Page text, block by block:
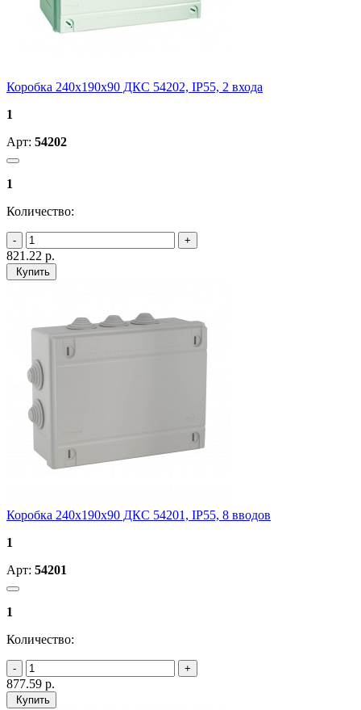
Коробка 240х190х90 ДКС 54202, IP55, 2 входа
1
Арт: 54202
1
Количество:
821.22 р.
Купить
Коробка 240х190х90 ДКС 54201, IP55, 8 вводов
1
Арт: 54201
1
Количество:
877.59 р.
Купить